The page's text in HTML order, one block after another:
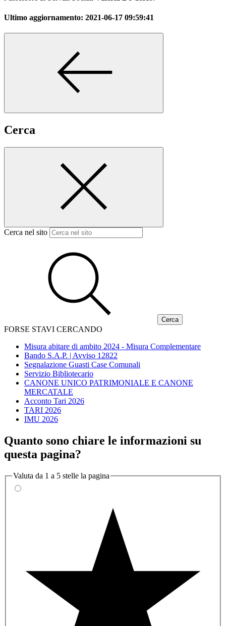
Ultimo aggiornamento: 2021-06-17 09:59:41
Cerca
Cerca nel sito
FORSE STAVI CERCANDO
Misura abitare di ambito 2024 - Misura Complementare
Bando S.A.P. | Avviso 12822
Segnalazione Guasti Case Comunali
Servizio Bibliotecario
CANONE UNICO PATRIMONIALE E CANONE
MERCATALE
Acconto Tari 2026
TARI 2026
IMU 2026
Quanto sono chiare le informazioni su
questa pagina?
Valuta da 1 a 5 stelle la pagina